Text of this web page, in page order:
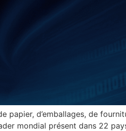
papier, d’emballages, de
mondial présent dans 22